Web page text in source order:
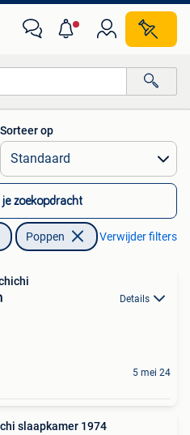
Sorteer op
je zoekopdracht
Poppen Verwijder filters
Details
5 mei 24
slaapkamer 1974